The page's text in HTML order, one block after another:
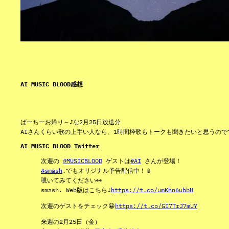
AI MUSIC BLOOD感想
ばーちーお帰り～♪な2月25日放送分
AIさんくらい歌の上手い人なら、1時間枠歌もトークも聞きたいと思うので
AI MUSIC BLOOD Twitter
次週の #MUSICBLOOD ゲストは#AI さんが登場！
#smash.でもオリジナル予告配信中！📱
覗いてみてください👀
smash. Web版はこちら↓https://t.co/umKhn6ubbU
次週のゲストをチェック😀https://t.co/GI7TrJ7mUY
来週の2月25日（金）